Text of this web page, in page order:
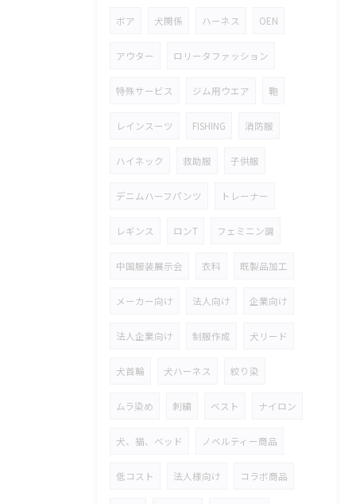
ボア 犬関係 ハーネス OEN
アウター ロリータファッション
特殊サービス ジム用ウエア 鞄
レインスーツ FISHING 消防服
ハイネック 救助服 子供服
デニムハーフパンツ トレーナー
レギンス ロンT フェミニン調
中国服装展示会 衣料 既製品加工
メーカー向け 法人向け 企業向け
法人企業向け 制服作成 犬リード
犬首輪 犬ハーネス 絞り染
ムラ染め 刺繍 ベスト ナイロン
犬、猫、ベッド ノベルティー商品
低コスト 法人様向け コラボ商品